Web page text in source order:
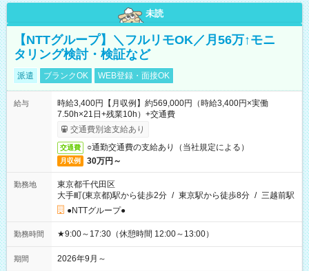
未読
【NTTグループ】＼フルリモOK／月56万↑モニ
タリング検討・検証など
派遣 ブランクOK WEB登録・面接OK
給与
時給3,400円【月収例】約569,000円（時給3,400円×実働
7.50h×21日+残業10h）+交通費
交通費別途支給あり
交通費 ○通勤交通費の支給あり（当社規定による）
月収例 30万円～
勤務地
東京都千代田区
大手町(東京都)駅から徒歩2分 / 東京駅から徒歩8分 / 三越前駅
●NTTグループ●
勤務時間 ★9:00～17:30（休憩時間 12:00～13:00）
期間 2026年9月～